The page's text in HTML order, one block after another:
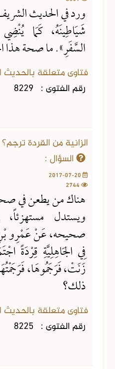
ورد في الحديث
شَيَاطِينَهُ، كَمَا
السَّفَرِ». ما صحة هذا
فتاوى متعلقة بالحديث
رقم الفتوى : 8229
الزانية من القردة ترجم؟
السؤال :
هناك من يطعن في
ويستدل
صحيحه، عَنْ عَمْرِو
فِي الجَاهِلِيَّةِ قِرْدَةً
زَنَتْ، فَرَجَمُوهَا،
ذلك؟
فتاوى متعلقة بالحديث
رقم الفتوى : 8225